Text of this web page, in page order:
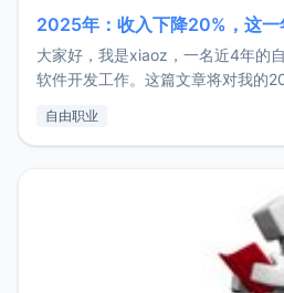
2025年：收入下降20%，这一
大家好，我是xiaoz，一名近4年的
软件开发工作。这篇文章将对我的
收入下降20%，但却过得很充实，
自由职业